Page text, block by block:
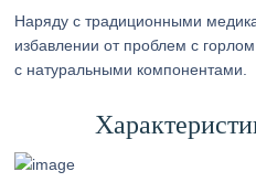
Наряду с традиционными
избавлении от проблем с
с натуральными компонентами.